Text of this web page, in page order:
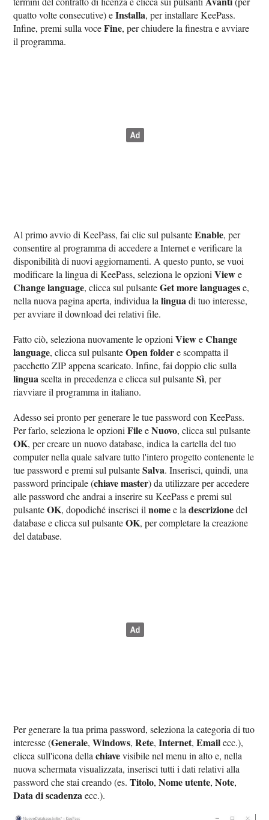
quatto volte consecutive) eInstalla, per installare KeePass.
Infine, premi sulla voceFine, per chiudere la finestra e avviare
il programma.
Al primo avvio di KeePass, fai clic sul pulsanteEnable, per
consentire al programma di accedere a Internet e verificare la
disponibilità di nuovi aggiornamenti. A questo punto, se vuoi
modificare la lingua di KeePass, seleziona le opzioniViewe
Change language, clicca sul pulsanteGet more languagese,
nella nuova pagina aperta, individua lalinguadi tuo interesse,
per avviare il download dei relativi file.
Fatto ciò, seleziona nuovamente le opzioniVieweChange
language, clicca sul pulsanteOpen foldere scompatta il
pacchetto ZIP appena scaricato. Infine, fai doppio clic sulla
linguascelta in precedenza e clicca sul pulsanteSì, per
riavviare il programma in italiano.
Adesso sei pronto per generare le tue password con KeePass.
Per farlo, seleziona le opzioniFileeNuovo, clicca sul pulsante
OK, per creare un nuovo database, indica la cartella del tuo
computer nella quale salvare tutto l'intero progetto contenente le
tue password e premi sul pulsanteSalva. Inserisci, quindi, una
password principale (chiave master) da utilizzare per accedere
alle password che andrai a inserire su KeePass e premi sul
pulsanteOK, dopodiché inserisci ilnomee ladescrizionedel
database e clicca sul pulsanteOK, per completare la creazione
del database.
Per generare la tua prima password, seleziona la categoria di tuo
interesse (Generale,Windows,Rete,Internet,Emailecc.),
clicca sull'icona dellachiavevisibile nel menu in alto e, nella
nuova schermata visualizzata, inserisci tutti i dati relativi alla
password che stai creando (es.Titolo,Nome utente,Note,
Data di scadenzaecc.).